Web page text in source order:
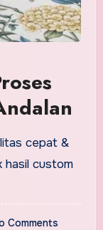
cepat &
hasil custom
Comments